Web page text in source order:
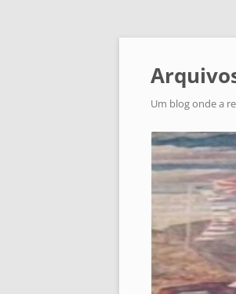
Um blog onde a